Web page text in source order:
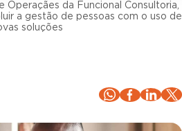
Operaçães da Funcional Consultoria,
a gestão de pessoas com o uso de
soluções